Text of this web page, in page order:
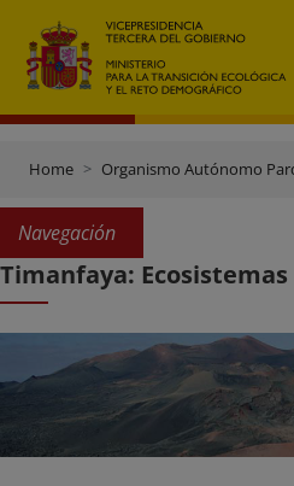
Home Organismo Autónomo
Navegación
Timanfaya: